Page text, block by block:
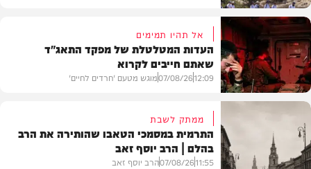
וידאו
דעות
אל תהיו תמימים
העדות המטלטלת של מפקד התאג"ד
שאתם חייבים לקרוא
12:09
07/08/26מוגש מטעם 'חרדים לחיים'
ממתק לשבת
התרמית במסמכי הטאבו שהותירה את הרב
בהלם | הרב יוסף זאב
11:55
07/08/26הרב יוסף זאב